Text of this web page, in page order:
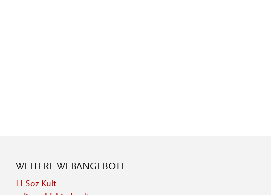
WEITERE WEBANGEBOTE
H-Soz-Kult